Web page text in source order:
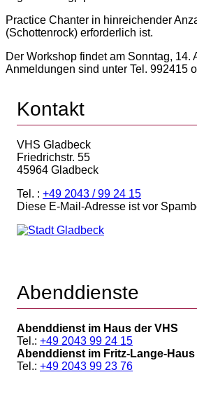
Practice Chanter in hinreichender
(Schottenrock) erforderlich ist.
Der Workshop findet am Sonntag,
Anmeldungen sind unter Tel. 992415
Kontakt
VHS Gladbeck
Friedrichstr. 55
45964 Gladbeck
Tel. : +49 2043 / 99 24 15
Diese E-Mail-Adresse ist vor
Abenddienste
Abenddienst im Haus der VHS
Tel.: +49 2043 99 24 15
Abenddienst im Fritz-Lange-Haus
Tel.: +49 2043 99 23 76